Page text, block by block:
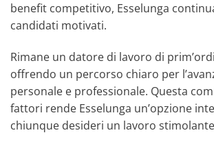
benefit competitivo, Esselunga
candidati motivati.
Rimane un datore di lavoro di
offrendo un percorso chiaro per
personale e professionale. Questa
fattori rende Esselunga un’opzione
chiunque desideri un lavoro